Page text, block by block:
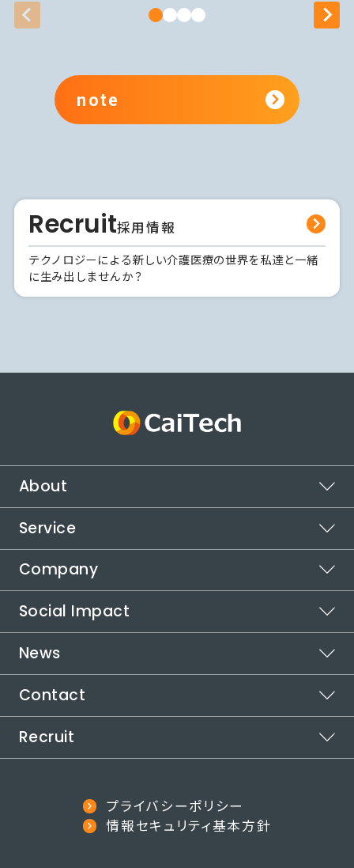
note
Recruit採用情報
テクノロジーによる新しい介護医療の世界を私達と一緒
に生み出しませんか？
About
ビジョン
ミッション
バリュー
Service
スポットワーク
カイテク
シフト管理
運営メディア
カイテクメディア
Company
企業情報
本社所在地
自治体連携
代表メッセージ
Social Impact
代表メッセージ
取り組む社会課題
インパクトロジック
社会課題の解決方法
News
お知らせ
Contact
ご利用についてお困りの方
その他のお問い合わせ
Recruit
プライバシーポリシー
情報セキュリティ基本方針